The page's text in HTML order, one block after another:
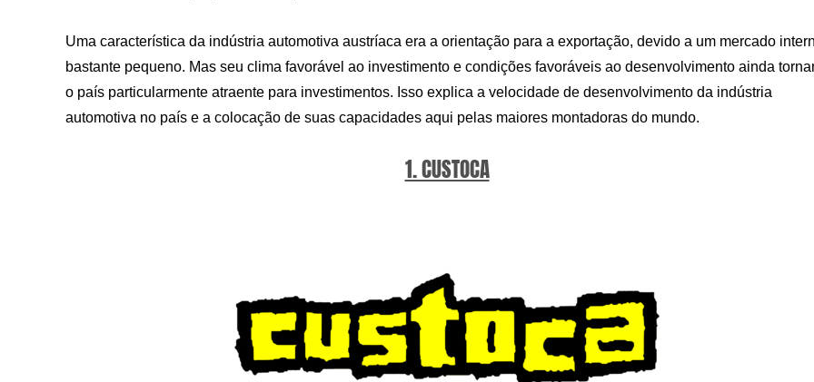
Uma característica da indústria automotiva austríaca era a orientação para a exportação, devido a um mercado
bastante pequeno. Mas seu clima favorável ao investimento e condições favoráveis ​​ao desenvolvimento ainda
o país particularmente atraente para investimentos. Isso explica a velocidade de desenvolvimento da indústria
automotiva no país e a colocação de suas capacidades aqui pelas maiores montadoras do mundo.
1. CUSTOCA